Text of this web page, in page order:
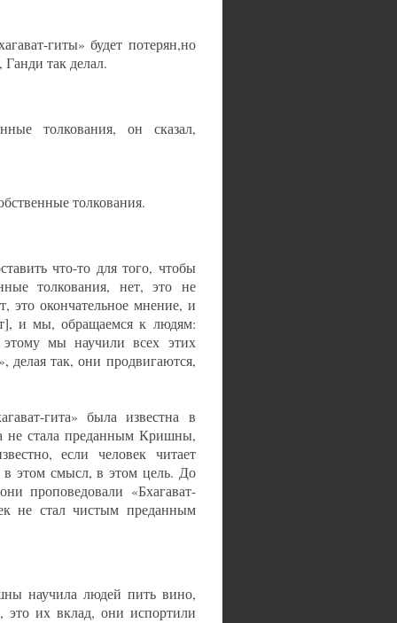
гиты» будет потерян,но
так делал.
толкования, он сказал,
толкования.
что-то для того, чтобы
толкования, нет, это не
окончательное мнение, и
и мы, обращаемся к людям:
мы научили всех этих
делая так, они продвигаются,
гита» была известна в
не стала преданным Кришны,
если человек читает
этом смысл, в этом цель. До
проповедовали «Бхагават-
не стал чистым преданным
научила людей пить вино,
это их вклад, они испортили